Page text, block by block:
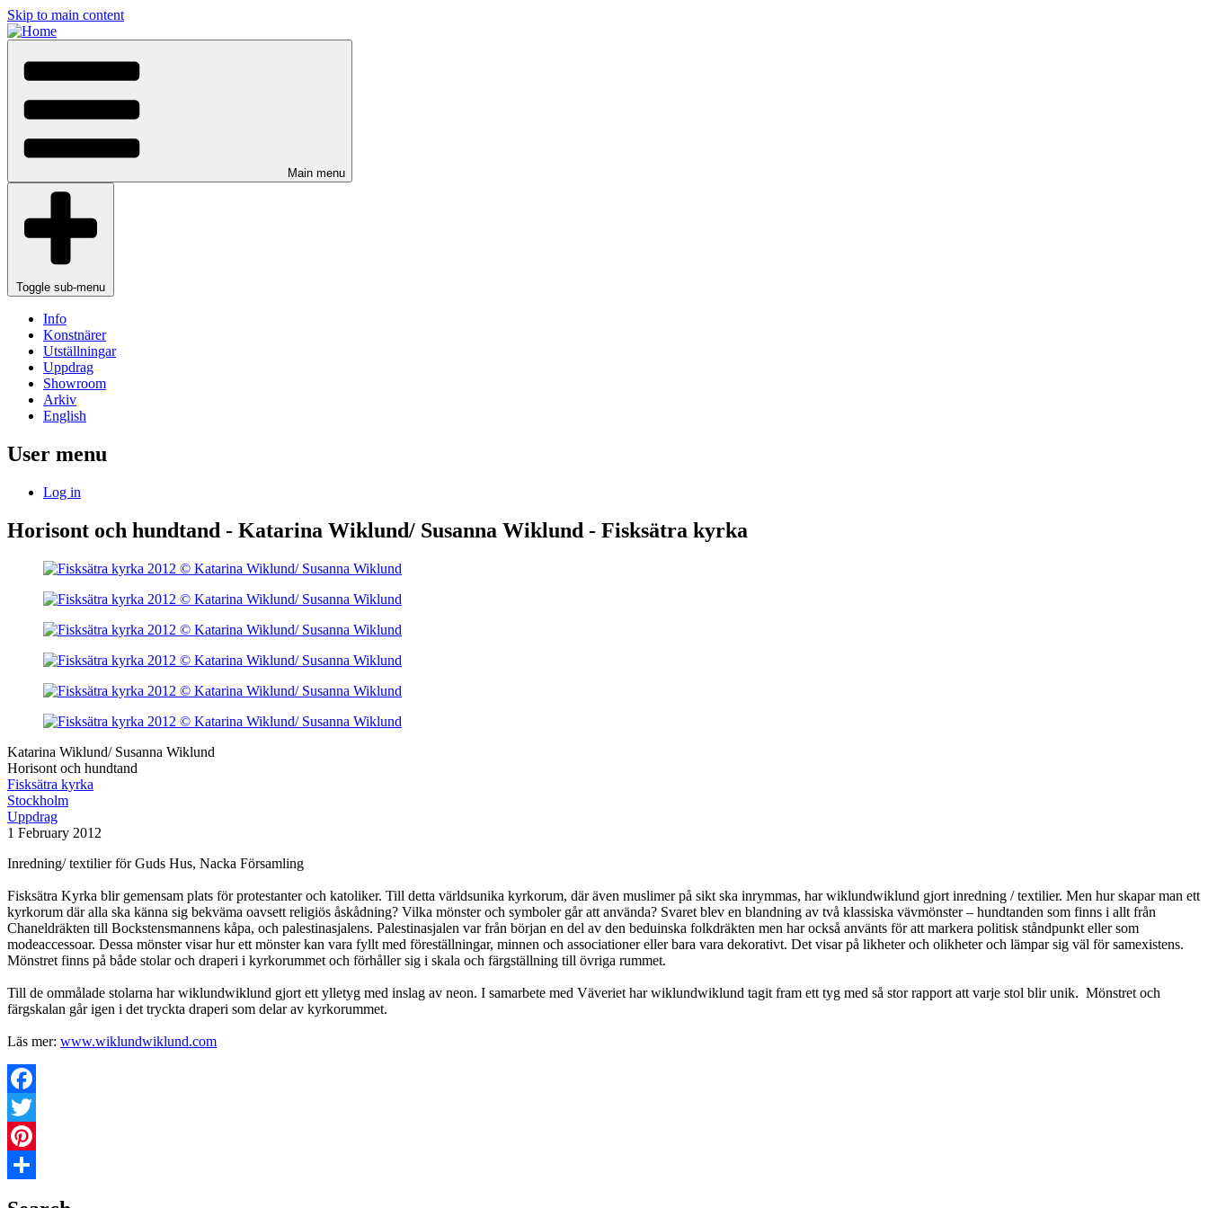
Skip to main content
Main menu
Toggle sub-menu
Info
Konstnärer
Utställningar
Uppdrag
Showroom
Arkiv
English
User menu
Log in
Horisont och hundtand - Katarina Wiklund/ Susanna Wiklund - Fisksätra kyrka
Katarina Wiklund/ Susanna Wiklund
Horisont och hundtand
Fisksätra kyrka
Stockholm
Uppdrag
1 February 2012
Inredning/ textilier för Guds Hus, Nacka Församling
Fisksätra Kyrka blir gemensam plats för protestanter och katoliker. Till detta världsunika kyrkorum, där även muslimer på sikt ska inrymmas, har wiklundwiklund gjort inredning / textilier. Men hur skapar man ett
kyrkorum där alla ska känna sig bekväma oavsett religiös åskådning? Vilka mönster och symboler går att använda? Svaret blev en blandning av två klassiska vävmönster – hundtanden som finns i allt från
Chaneldräkten till Bockstensmannens kåpa, och palestinasjalens. Palestinasjalen var från början en del av den beduinska folkdräkten men har också använts för att markera politisk ståndpunkt eller som
modeaccessoar. Dessa mönster visar hur ett mönster kan vara fyllt med föreställningar, minnen och associationer eller bara vara dekorativt. Det visar på likheter och olikheter och lämpar sig väl för samexistens.
Mönstret finns på både stolar och draperi i kyrkorummet och förhåller sig i skala och färgställning till övriga rummet.
Till de ommålade stolarna har wiklundwiklund gjort ett ylletyg med inslag av neon. I samarbete med Väveriet har wiklundwiklund tagit fram ett tyg med så stor rapport att varje stol blir unik. Mönstret och
färgskalan går igen i det tryckta draperi som delar av kyrkorummet.
Läs mer: www.wiklundwiklund.com
Facebook
Twitter
Pinterest